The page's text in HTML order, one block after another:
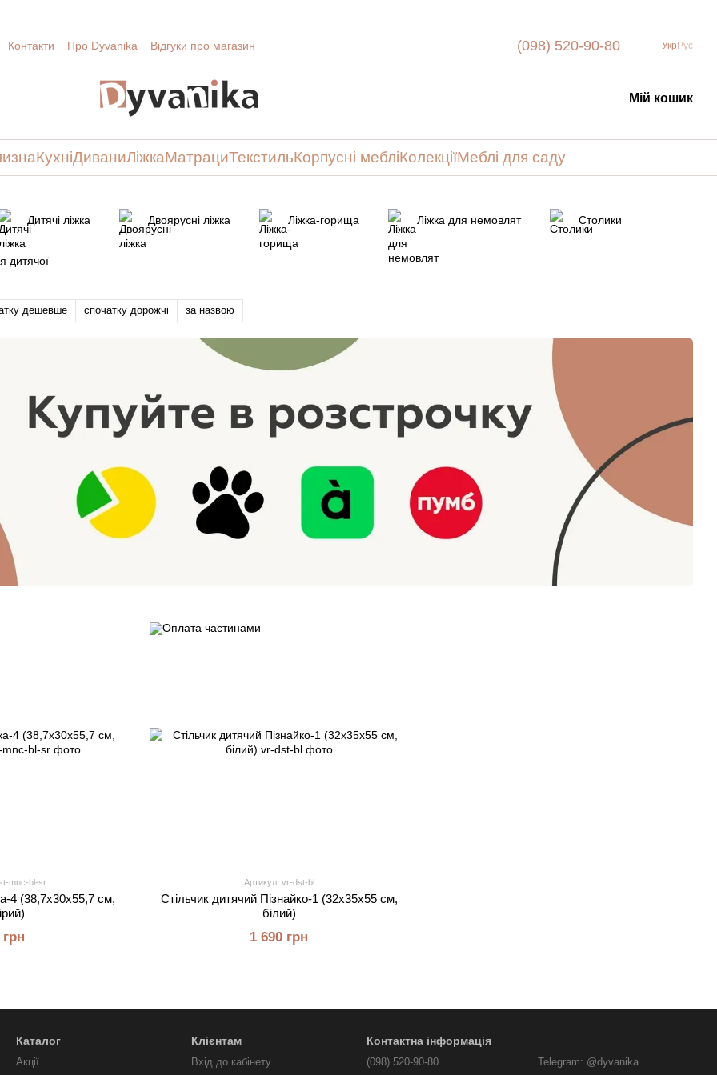
Контакти Про Dyvanika Відгуки про магазин (098) 520-90-80 Укр Рус
Мій кошик
КухніДиваниЛіжкаМатрациТекстильКорпусні мебліКолекціїМеблі для саду
Дитячі ліжка Двоярусні ліжка Ліжка-горища Ліжка для немовлят Столики
дитячої
дешевше спочатку дорожчі за назвою
mnc-bl-sr
4 (38,7х30х55,7 см,
Артикул: vr-dst-bl
Стільчик дитячий Пізнайко-1 (32х35х55 см,
білий)
1 690 грн
Каталог
Акції
Клієнтам
Вхід до кабінету
Контактна інформація
(098) 520-90-80 Telegram: @dyvanika